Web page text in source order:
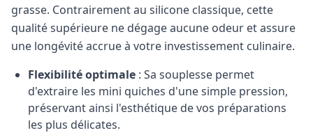
grasse. Contrairement au silicone classique, cette
qualité supérieure ne dégage aucune odeur et assure
une longévité accrue à votre investissement culinaire.
Flexibilité optimale : Sa souplesse permet
d'extraire les mini quiches d'une simple pression,
préservant ainsi l'esthétique de vos préparations
les plus délicates.